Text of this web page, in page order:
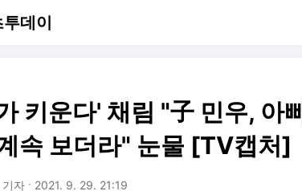
데이
키운다' 채림 "子 민우, 아
속 보더라" 눈물 [TV캡처]
기자 2021. 9. 29. 21:19